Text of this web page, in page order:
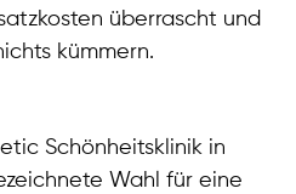
überrascht und
kümmern.
Schönheitsklinik in
Wahl für eine